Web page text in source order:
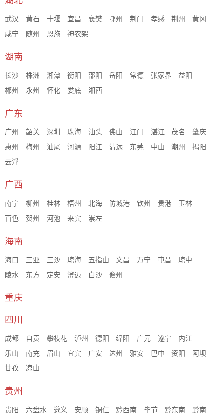
武汉 黄石 十堰 宜昌 襄樊 鄂州 荆门 孝感 荆州
黄冈
咸宁
随州 恩施 神农架
湖南
长沙 株洲 湘潭 衡阳 邵阳 岳阳 常德 张家界
益阳
郴州
永州 怀化 娄底 湘西
广东
广州 韶关 深圳 珠海 汕头 佛山 江门 湛江 茂名
肇庆
惠州
梅州 汕尾 河源 阳江 清远 东莞 中山 潮州
揭阳
云浮
广西
南宁 柳州 桂林 梧州 北海 防城港 钦州 贵港
玉林
百色
贺州 河池 来宾 崇左
海南
海口 三亚 三沙 琼海 五指山 文昌 万宁 屯昌
琼中
陵水
东方 定安 澄迈 白沙 儋州
重庆
四川
成都 自贡 攀枝花 泸州 德阳 绵阳 广元 遂宁
内江
乐山
南充 眉山 宜宾 广安 达州 雅安 巴中 资阳
阿坝
甘孜
凉山
贵州
贵阳 六盘水 遵义 安顺 铜仁 黔西南 毕节 黔东南 黔南